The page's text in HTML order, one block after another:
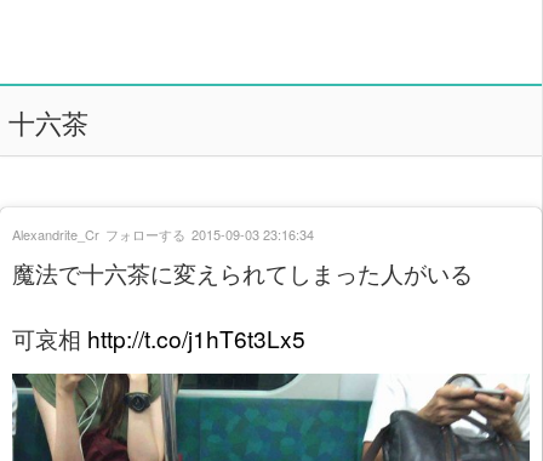
十六茶
魔法で十六茶に変えられてしまった人がいる
可哀相 http://t.co/j1hT6t3Lx5
Alexandrite_Cr フォローする 2015-09-03 23:16:34